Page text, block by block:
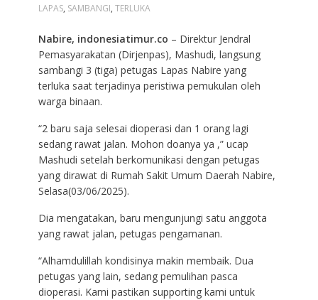
LAPAS, SAMBANGI, TERLUKA
Nabire, indonesiatimur.co – Direktur Jendral
Pemasyarakatan (Dirjenpas), Mashudi, langsung
sambangi 3 (tiga) petugas Lapas Nabire yang
terluka saat terjadinya peristiwa pemukulan oleh
warga binaan.
“2 baru saja selesai dioperasi dan 1 orang lagi
sedang rawat jalan. Mohon doanya ya ,” ucap
Mashudi setelah berkomunikasi dengan petugas
yang dirawat di Rumah Sakit Umum Daerah Nabire,
Selasa(03/06/2025).
Dia mengatakan, baru mengunjungi satu anggota
yang rawat jalan, petugas pengamanan.
“Alhamdulillah kondisinya makin membaik. Dua
petugas yang lain, sedang pemulihan pasca
dioperasi. Kami pastikan supporting kami untuk